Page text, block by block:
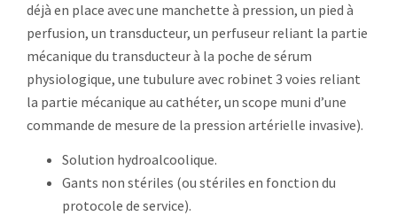
déjà en place avec une manchette à pression, un pied à
perfusion, un transducteur, un perfuseur reliant la partie
mécanique du transducteur à la poche de sérum
physiologique, une tubulure avec robinet 3 voies reliant
la partie mécanique au cathéter, un scope muni d’une
commande de mesure de la pression artérielle invasive).
Solution hydroalcoolique.
Gants non stériles (ou stériles en fonction du
protocole de service).